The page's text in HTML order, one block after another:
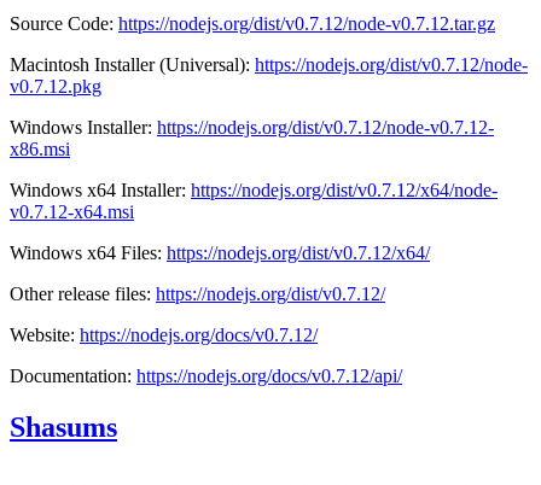
Source Code: https://nodejs.org/dist/v0.7.12/node-v0.7.12.tar.gz
Macintosh Installer (Universal): https://nodejs.org/dist/v0.7.12/node-
v0.7.12.pkg
Windows Installer: https://nodejs.org/dist/v0.7.12/node-v0.7.12-
x86.msi
Windows x64 Installer: https://nodejs.org/dist/v0.7.12/x64/node-
v0.7.12-x64.msi
Windows x64 Files: https://nodejs.org/dist/v0.7.12/x64/
Other release files: https://nodejs.org/dist/v0.7.12/
Website: https://nodejs.org/docs/v0.7.12/
Documentation: https://nodejs.org/docs/v0.7.12/api/
Shasums